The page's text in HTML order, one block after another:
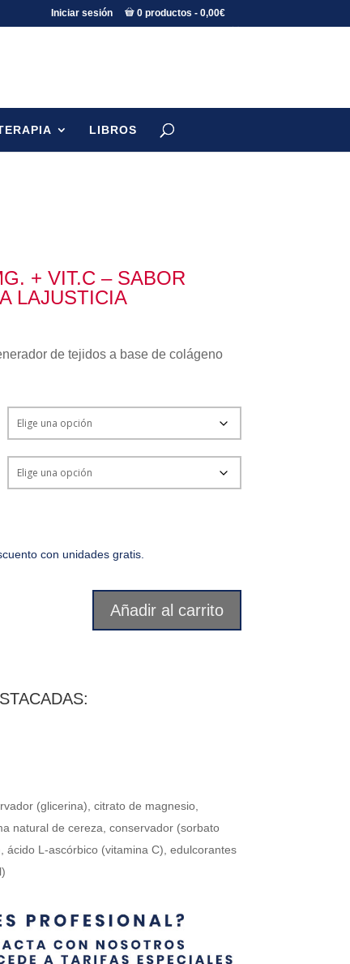
Iniciar sesión 0 productos 0,00€
LIBROS
+ VIT.C – SABOR
LAJUSTICIA
de tejidos a base de colágeno
con unidades gratis.
Añadir al carrito
(glicerina), citrato de magnesio,
natural de cereza, conservador (sorbato
ácido L-ascórbico (vitamina C), edulcorantes